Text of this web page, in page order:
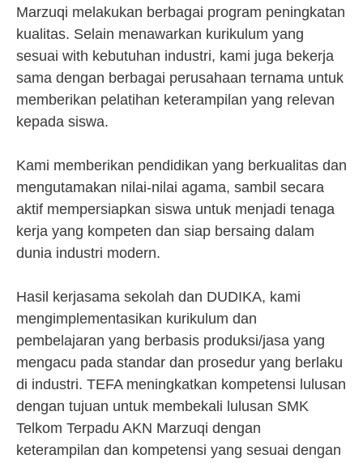
Marzuqi melakukan berbagai program peningkatan
kualitas. Selain menawarkan kurikulum yang
sesuai with kebutuhan industri, kami juga bekerja
sama dengan berbagai perusahaan ternama untuk
memberikan pelatihan keterampilan yang relevan
kepada siswa.
Kami memberikan pendidikan yang berkualitas dan
mengutamakan nilai-nilai agama, sambil secara
aktif mempersiapkan siswa untuk menjadi tenaga
kerja yang kompeten dan siap bersaing dalam
dunia industri modern.
Hasil kerjasama sekolah dan DUDIKA, kami
mengimplementasikan kurikulum dan
pembelajaran yang berbasis produksi/jasa yang
mengacu pada standar dan prosedur yang berlaku
di industri. TEFA meningkatkan kompetensi lulusan
dengan tujuan untuk membekali lulusan SMK
Telkom Terpadu AKN Marzuqi dengan
keterampilan dan kompetensi yang sesuai dengan